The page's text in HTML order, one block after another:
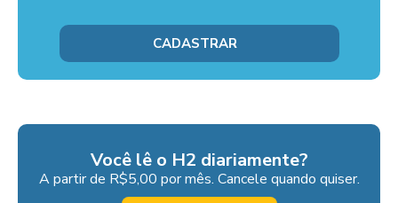
Você lê o H2 diariamente?
A partir de R$5,00 por mês. Cancele quando quiser.